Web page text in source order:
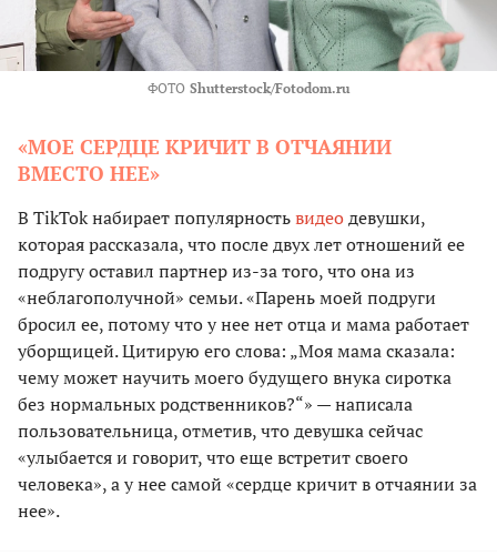
ФОТО Shutterstock/Fotodom.ru
«МОЕ СЕРДЦЕ КРИЧИТ В ОТЧАЯНИИ
ВМЕСТО НЕЕ»
В TikTok набирает популярностьвидеодевушки,
которая рассказала, что после двух лет отношений ее
подругу оставил партнер из-за того, что она из
«неблагополучной» семьи. «Парень моей подруги
бросил ее, потому что у нее нет отца и мама работает
уборщицей. Цитирую его слова: „Моя мама сказала:
чему может научить моего будущего внука сиротка
без нормальных родственников?“» — написала
пользовательница, отметив, что девушка сейчас
«улыбается и говорит, что еще встретит своего
человека», а у нее самой «сердце кричит в отчаянии за
нее».